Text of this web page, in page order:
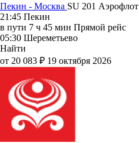
Пекин - Москва SU 201 Аэрофлот
21:45 Пекин
в пути 7 ч 45 мин Прямой рейс
05:30 Шереметьево
Найти
от 20 083 ₽ 19 октября 2026